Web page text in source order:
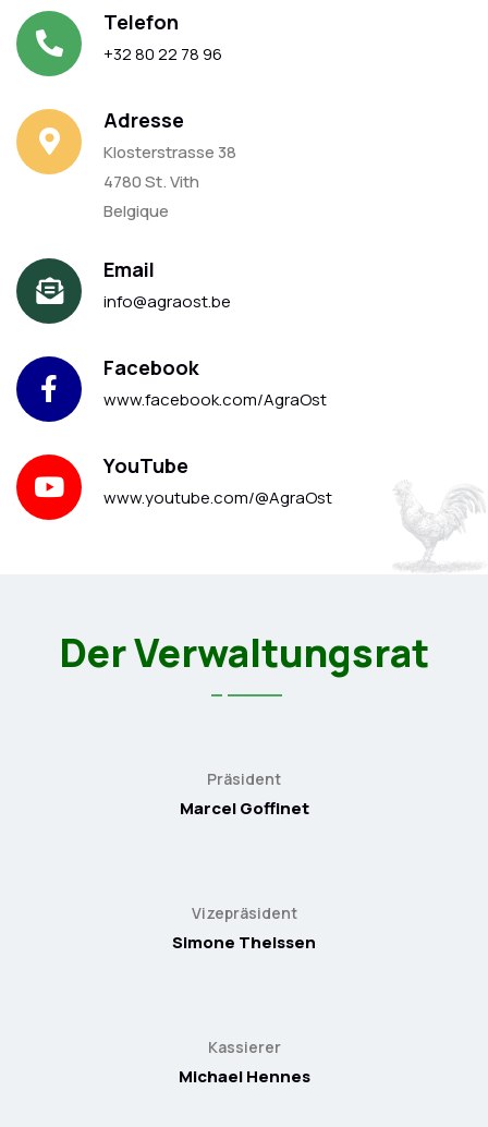
Telefon
+32 80 22 78 96
Adresse
Klosterstrasse 38
4780 St. Vith
Belgique
Email
info@agraost.be
Facebook
www.facebook.com/AgraOst
YouTube
www.youtube.com/@AgraOst
Der Verwaltungsrat
Präsident
Marcel Goffinet
Vizepräsident
Simone Theissen
Kassierer
Michael Hennes